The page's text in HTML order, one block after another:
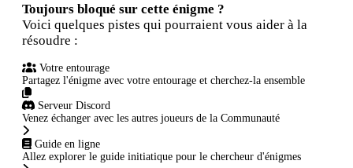
Toujours bloqué sur cette énigme ?
Voici quelques pistes qui pourraient vous aider à la
résoudre :
Votre entourage
Partagez l'énigme avec votre entourage et cherchez-la ensemble
Serveur Discord
Venez échanger avec les autres joueurs de la Communauté
Guide en ligne
Allez explorer le guide initiatique pour le chercheur d'énigmes